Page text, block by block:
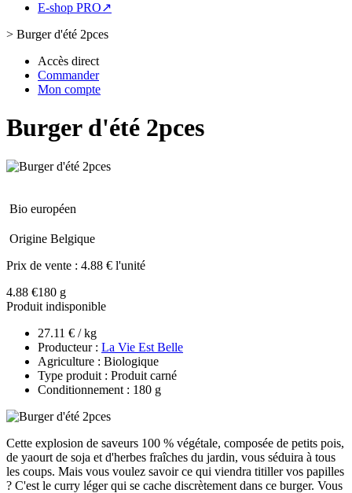
E-shop PRO↗
> Burger d'été 2pces
Accès direct
Commander
Mon compte
Burger d'été 2pces
Bio européen
Origine Belgique
Prix de vente : 4.88 € l'unité
4.88 €180 g
Produit indisponible
27.11 € / kg
Producteur : La Vie Est Belle
Agriculture : Biologique
Type produit : Produit carné
Conditionnement : 180 g
Cette explosion de saveurs 100 % végétale, composée de petits pois,
de yaourt de soja et d'herbes fraîches du jardin, vous séduira à tous
les coups. Mais vous voulez savoir ce qui viendra titiller vos papilles
? C'est le curry léger qui se cache discrètement dans ce burger. Vous